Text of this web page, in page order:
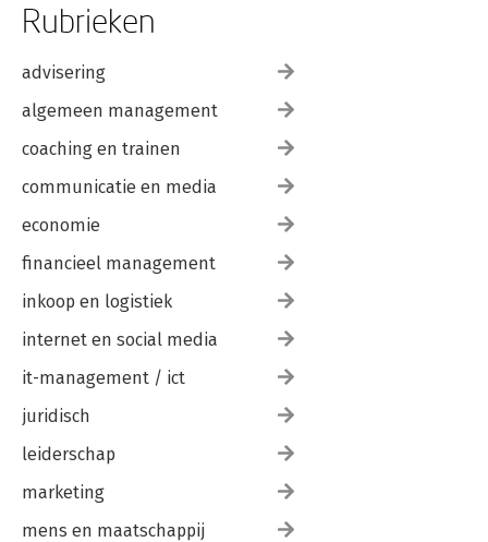
Rubrieken
advisering
algemeen management
coaching en trainen
communicatie en media
economie
financieel management
inkoop en logistiek
internet en social media
it-management / ict
juridisch
leiderschap
marketing
mens en maatschappij